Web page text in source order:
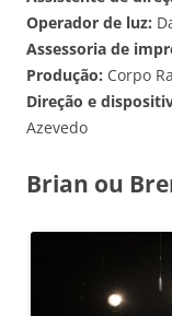
Operador de luz:
Assessoria de
Produção: Corpo
Direção e
Azevedo
Brian ou